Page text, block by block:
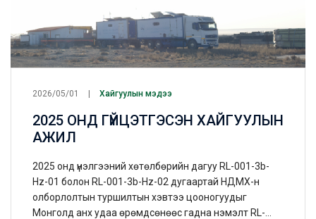
2026/05/01 Хайгуулын мэдээ
2025 ОНД ГҮЙЦЭТГЭСЭН ХАЙГУУЛЫН
АЖИЛ
2025 онд үнэлгээний хөтөлбөрийн дагуу RL-001-3b-
Hz-01 болон RL-001-3b-Hz-02 дугаартай НДМХ-н
олборлолтын туршилтын хэвтээ цооногуудыг
Монголд анх удаа өрөмдсөнөөс гадна нэмэлт RL-